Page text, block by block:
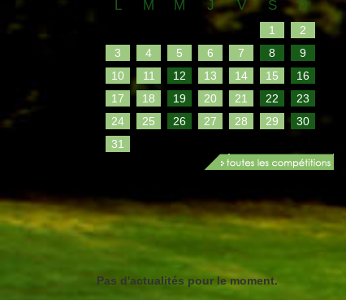
L M M J V S D
1
2
3
4 5 6 7 8
9
10
11 12 13 14 15
16
17
18 19 20 21 22
23
24
25 26 27 28 29
30
31
Pas d'actualités pour le moment.